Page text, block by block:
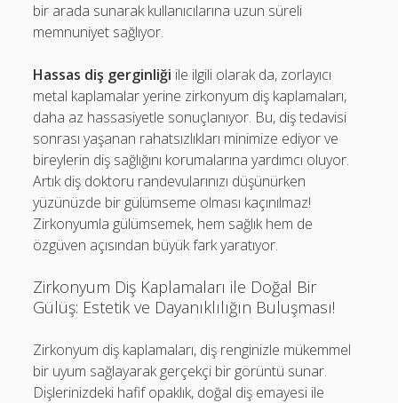
bir arada sunarak kullanıcılarına uzun süreli
memnuniyet sağlıyor.
Hassas diş gerginliği ile ilgili olarak da, zorlayıcı
metal kaplamalar yerine zirkonyum diş kaplamaları,
daha az hassasiyetle sonuçlanıyor. Bu, diş tedavisi
sonrası yaşanan rahatsızlıkları minimize ediyor ve
bireylerin diş sağlığını korumalarına yardımcı oluyor.
Artık diş doktoru randevularınızı düşünürken
yüzünüzde bir gülümseme olması kaçınılmaz!
Zirkonyumla gülümsemek, hem sağlık hem de
özgüven açısından büyük fark yaratıyor.
Zirkonyum Diş Kaplamaları ile Doğal Bir
Gülüş: Estetik ve Dayanıklılığın Buluşması!
Zirkonyum diş kaplamaları, diş renginizle mükemmel
bir uyum sağlayarak gerçekçi bir görüntü sunar.
Dişlerinizdeki hafif opaklık, doğal diş emayesi ile